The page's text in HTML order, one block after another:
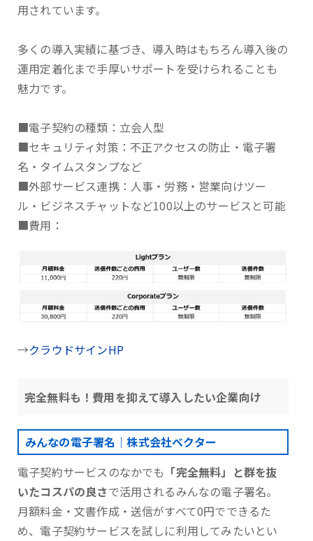
用されています。
多くの導入実績に基づき、導入時はもちろん導入後の
運用定着化まで手厚いサポートを受けられることも
魅力です。
■電子契約の種類：立会人型
■セキュリティ対策：不正アクセスの防止・電子署
名・タイムスタンプなど
■外部サービス連携：人事・労務・営業向けツー
ル・ビジネスチャットなど100以上のサービスと可能
■費用：
→クラウドサインHP
完全無料も！費用を抑えて導入したい企業向け
みんなの電子署名｜株式会社ベクター
電子契約サービスのなかでも 「完全無料」と群を抜
いたコスパの良さで活用されるみんなの電子署名。
月額料金・文書作成・送信がすべて0円でできるた
め、電子契約サービスを試しに利用してみたいとい